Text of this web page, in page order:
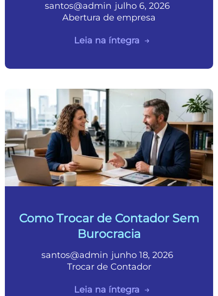
santos@admin julho 6, 2026
Abertura de empresa
Leia na íntegra
Como Trocar de Contador Sem
Burocracia
santos@admin junho 18, 2026
Trocar de Contador
Leia na íntegra